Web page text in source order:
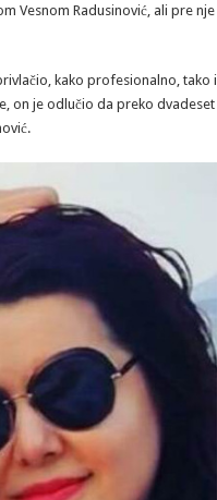
Vesnom Radusinović, ali pre nje
kako profesionalno, tako i
on je odlučio da preko dvadeset